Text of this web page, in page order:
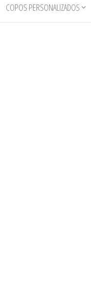
COPOS PERSONALIZADOS